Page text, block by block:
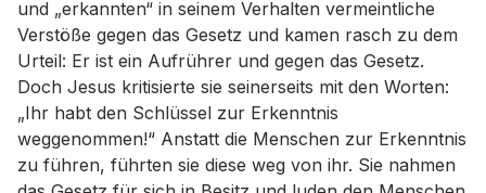
und „erkannten“ in seinem Verhalten vermeintliche
Verstöße gegen das Gesetz und kamen rasch zu dem
Urteil: Er ist ein Aufrührer und gegen das Gesetz.
Doch Jesus kritisierte sie seinerseits mit den Worten:
„Ihr habt den Schlüssel zur Erkenntnis
weggenommen!“ Anstatt die Menschen zur Erkenntnis
zu führen, führten sie diese weg von ihr. Sie nahmen